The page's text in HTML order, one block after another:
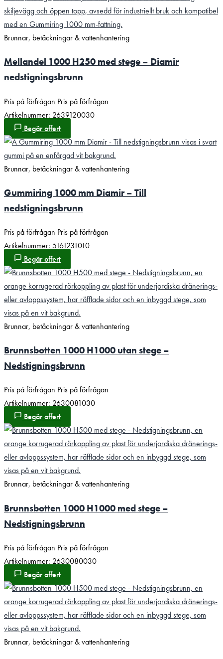
Brunnar, betäckningar & vattenhantering
Mellandel 1000 H250 med stege – Diamir
nedstigningsbrunn
Pris på förfrågan Pris på förfrågan
Artikelnummer: 2639120030
Begär offert
Brunnar, betäckningar & vattenhantering
Gummiring 1000 mm Diamir – Till
nedstigningsbrunn
Pris på förfrågan Pris på förfrågan
Artikelnummer: 5161231010
Begär offert
Brunnar, betäckningar & vattenhantering
Brunnsbotten 1000 H1000 utan stege –
Nedstigningsbrunn
Pris på förfrågan Pris på förfrågan
Artikelnummer: 2630081030
Begär offert
Brunnar, betäckningar & vattenhantering
Brunnsbotten 1000 H1000 med stege –
Nedstigningsbrunn
Pris på förfrågan Pris på förfrågan
Artikelnummer: 2630080030
Begär offert
Brunnar, betäckningar & vattenhantering